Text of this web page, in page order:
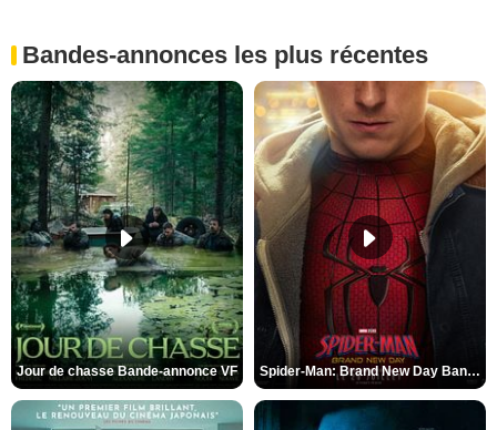
Bandes-annonces les plus récentes
Jour de chasse Bande-annonce VF Spider-Man: Brand New Day Bande-annonce (3) VO STFR